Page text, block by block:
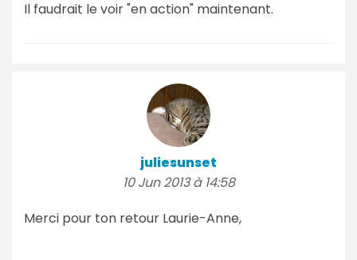
Il faudrait le voir "en action" maintenant.
juliesunset
10 Jun 2013 à 14:58
Merci pour ton retour Laurie-Anne,